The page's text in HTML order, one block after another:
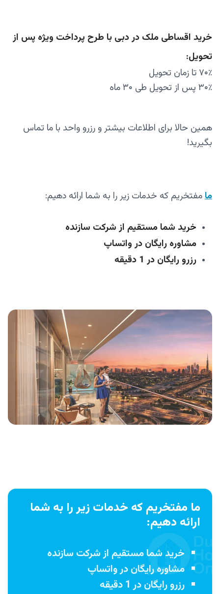
خرید اقساطی ملک در دبی با طرح پرداخت ویژه پس از
تحویل:
۷۰٪ تا زمان تحویل
۳۰٪ پس از تحویل طی ۳۰ ماه
همین حالا برای اطلاعات بیشتر و رزرو واحد با ما تماس
بگیرید!
مامفتخریم که خدمات زیر را به شما ارائه دهیم:
خرید شما مستقیم از شرکت سازنده
مشاوره رایگان در واتساپ
رزرو رایگان در 1 دقیقه
ما مفتخریم که خدمات زیر را به شما
ارائه دهیم:
خرید شما مستقیم از شرکت سازنده
مشاوره رایگان در واتساپ
رزرو رایگان در 1 دقیقه